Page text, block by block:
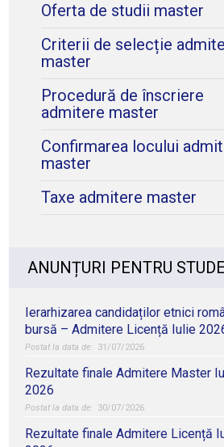
Oferta de studii master
Criterii de selecție
master
Procedură de înscriere
admitere master
Confirmarea locului
master
Taxe admitere master
ANUNȚURI PENTRU
Ierarhizarea candidaților etnici
bursă – Admitere Licență Iulie
31/07/2026
Rezultate finale Admitere Master
2026
30/07/2026
Rezultate finale Admitere Licență